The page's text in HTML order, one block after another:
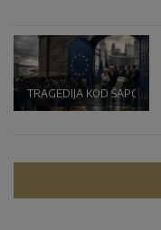
TRAGEDIJA KOD ŠAPCA